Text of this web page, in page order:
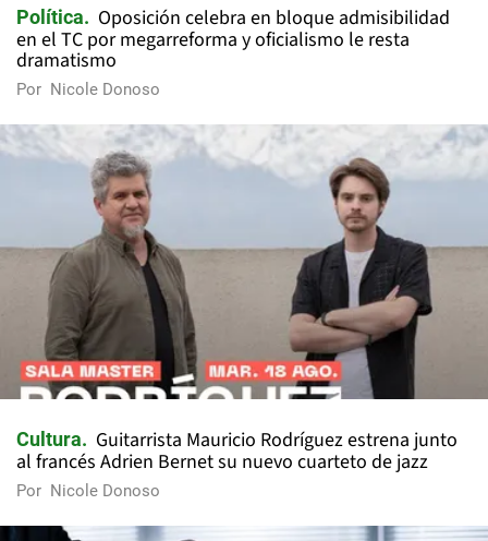
Política
Oposición celebra en bloque admisibilidad
en el TC por megarreforma y oficialismo le resta
dramatismo
Por Nicole Donoso
Cultura
Guitarrista Mauricio Rodríguez estrena junto
al francés Adrien Bernet su nuevo cuarteto de jazz
Por Nicole Donoso